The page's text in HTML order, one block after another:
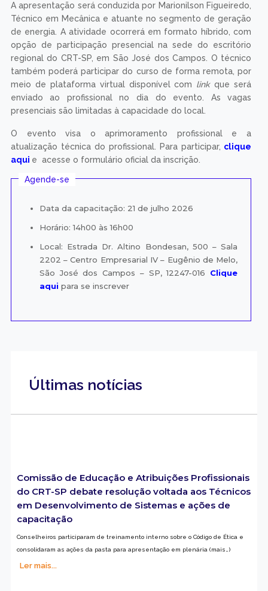
A apresentação será conduzida por Marionilson Figueiredo,
Técnico em Mecânica e atuante no segmento de geração
de energia. A atividade ocorrerá em formato híbrido, com
opção de participação presencial na sede do escritório
regional do CRT-SP, em São José dos Campos. O técnico
também poderá participar do curso de forma remota, por
meio de plataforma virtual disponível com linkque será
enviado ao profissional no dia do evento. As vagas
presenciais são limitadas à capacidade do local.
O evento visa o aprimoramento profissional e a
atualização técnica do profissional. Para participar, clique
aqui e acesse o formulário oficial da inscrição.
Agende-se
Data da capacitação: 21 de julho 2026
Horário: 14h00 às 16h00
Local: Estrada Dr. Altino Bondesan, 500 – Sala
2202 – Centro Empresarial IV – Eugênio de Melo,
São José dos Campos – SP, 12247-016 Clique
aqui para se inscrever
Últimas notícias
Comissão de Educação e Atribuições Profissionais
do CRT-SP debate resolução voltada aos Técnicos
em Desenvolvimento de Sistemas e ações de
capacitação
Conselheiros participaram de treinamento interno sobre o Código de Ética e
consolidaram as ações da pasta para apresentação em plenária (mais…)
Ler mais...